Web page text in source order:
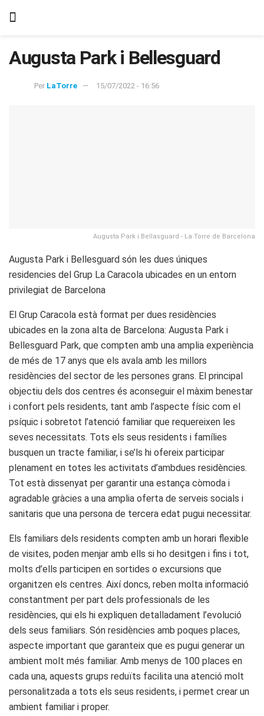
Augusta Park i Bellesguard
Per LaTorre 15/07/2022 - 16:56
Augusta Park i Bellasguard - La Torre de Barcelona
Augusta Park i Bellesguard són les dues úniques
residencies del Grup La Caracola ubicades en un entorn
privilegiat de Barcelona
El Grup Caracola està format per dues residències
ubicades en la zona alta de Barcelona: Augusta Park i
Bellesguard Park, que compten amb una amplia experiència
de més de 17 anys que els avala amb les millors
residències del sector de les persones grans. El principal
objectiu dels dos centres és aconseguir el màxim benestar
i confort pels residents, tant amb l’aspecte físic com el
psíquic i sobretot l’atenció familiar que requereixen les
seves necessitats. Tots els seus residents i famílies
busquen un tracte familiar, i se’ls hi ofereix participar
plenament en totes les activitats d’ambdues residències.
Tot està dissenyat per garantir una estança còmoda i
agradable gràcies a una amplia oferta de serveis socials i
sanitaris que una persona de tercera edat pugui necessitar.
Els familiars dels residents compten amb un horari flexible
de visites, poden menjar amb ells si ho desitgen i fins i tot,
molts d’ells participen en sortides o excursions que
organitzen els centres. Així doncs, reben molta informació
constantment per part dels professionals de les
residències, qui els hi expliquen detalladament l’evolució
dels seus familiars. Són residències amb poques places,
aspecte important que garanteix que es pugui generar un
ambient molt més familiar. Amb menys de 100 places en
cada una, aquests grups reduïts facilita una atenció molt
personalitzada a tots els seus residents, i permet crear un
ambient familiar i proper.